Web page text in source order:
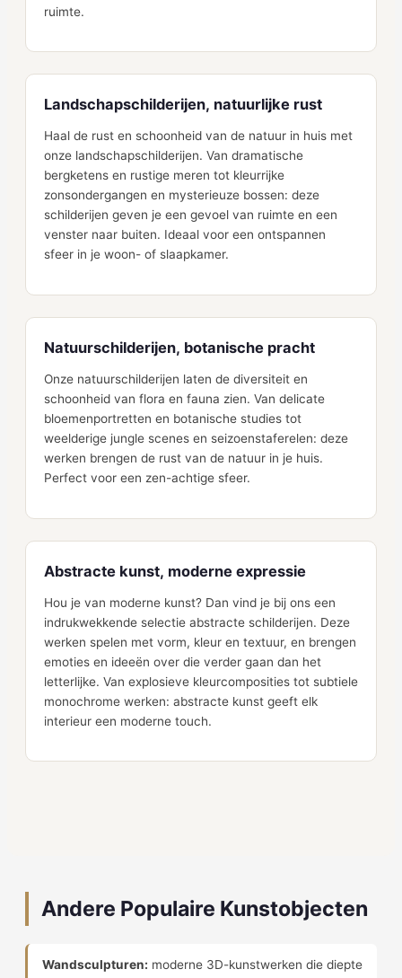
ruimte.
Landschapschilderijen, natuurlijke rust
Haal de rust en schoonheid van de natuur in huis met
onze landschapschilderijen. Van dramatische
bergketens en rustige meren tot kleurrijke
zonsondergangen en mysterieuze bossen: deze
schilderijen geven je een gevoel van ruimte en een
venster naar buiten. Ideaal voor een ontspannen
sfeer in je woon- of slaapkamer.
Natuurschilderijen, botanische pracht
Onze natuurschilderijen laten de diversiteit en
schoonheid van flora en fauna zien. Van delicate
bloemenportretten en botanische studies tot
weelderige jungle scenes en seizoenstaferelen: deze
werken brengen de rust van de natuur in je huis.
Perfect voor een zen-achtige sfeer.
Abstracte kunst, moderne expressie
Hou je van moderne kunst? Dan vind je bij ons een
indrukwekkende selectie abstracte schilderijen. Deze
werken spelen met vorm, kleur en textuur, en brengen
emoties en ideeën over die verder gaan dan het
letterlijke. Van explosieve kleurcomposities tot subtiele
monochrome werken: abstracte kunst geeft elk
interieur een moderne touch.
Andere Populaire Kunstobjecten
Wandsculpturen: moderne 3D-kunstwerken die diepte